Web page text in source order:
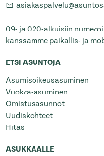
09- ja 020-alkuisiin
kanssamme paikallis- ja
ETSI ASUNTOJA
Asumisoikeusasuminen
Vuokra-asuminen
Omistusasunnot
Uudiskohteet
Hitas
ASUKKAALLE